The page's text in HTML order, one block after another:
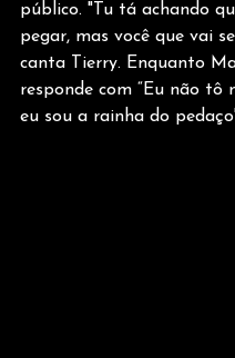
público. "Tu tá achando
pegar, mas você que vai
canta Tierry. Enquanto
responde com “Eu não tô
eu sou a rainha do